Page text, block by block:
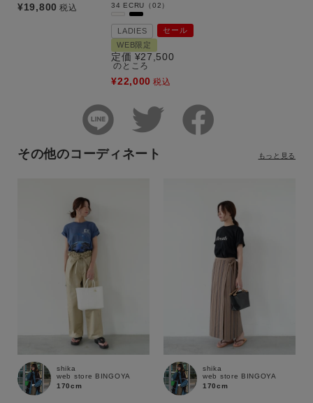
¥19,800 税込 34 ECRU（02）
LADIES
セール
WEB限定
定価 ¥27,500
のところ
¥22,000 税込
その他のコーディネート
shika
web store BINGOYA
170cm
shika
web store BINGOYA
170cm
もっと見る